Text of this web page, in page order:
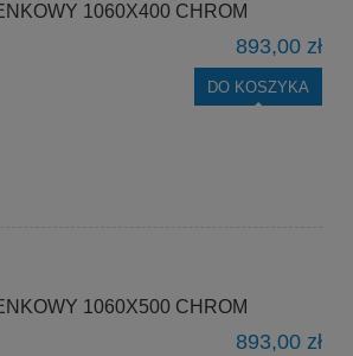
1060X400 CHROM
893,00 zł
DO KOSZYKA
1060X500 CHROM
893,00 zł